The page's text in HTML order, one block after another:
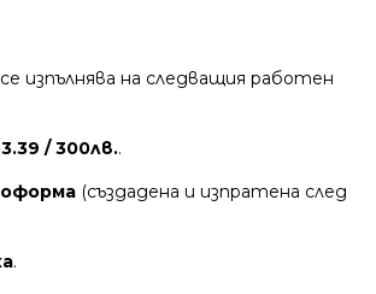
изпълнява на следващия работен
/ 300лв..
(създадена и изпратена след
.